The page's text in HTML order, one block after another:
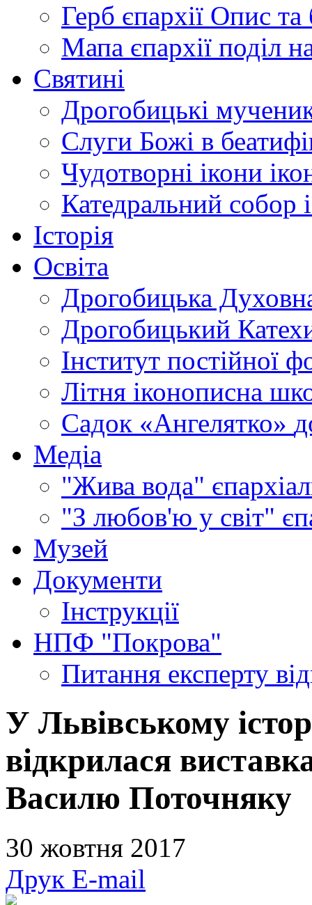
Герб єпархії Опис та
Мапа єпархії поділ
Святині
Дрогобицькі
Слуги Божі в
Чудотворні ікони
Катедральний собор
Історія
Освіта
Дрогобицька
Дрогобицький
Інститут постійної
Літня іконописна
Садок «Ангелятко»
Медіа
"Жива вода"
"З любов'ю у світ"
Музей
Документи
Інструкції
НПФ "Покрова"
Питання експерту
У Львівському
відкрилася
Василю Поточняку
30 жовтня 2017
Друк E-mail